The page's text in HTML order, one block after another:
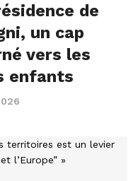
de
un cap
vers les
enfants